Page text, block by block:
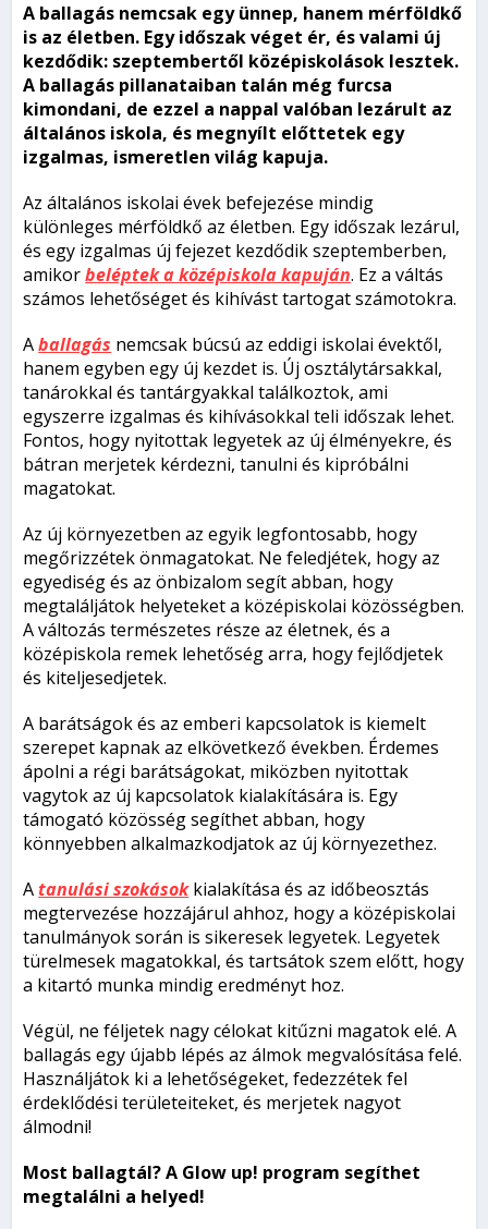
A ballagás nemcsak egy ünnep, hanem mérföldkő
is az életben. Egy időszak véget ér, és valami új
kezdődik: szeptembertől középiskolások lesztek.
A ballagás pillanataiban talán még furcsa
kimondani, de ezzel a nappal valóban lezárult az
általános iskola, és megnyílt előttetek egy
izgalmas, ismeretlen világ kapuja.
Az általános iskolai évek befejezése mindig
különleges mérföldkő az életben. Egy időszak lezárul,
és egy izgalmas új fejezet kezdődik szeptemberben,
amikorbeléptek a középiskola kapuján. Ez a váltás
számos lehetőséget és kihívást tartogat számotokra.
Aballagás nemcsak búcsú az eddigi iskolai évektől,
hanem egyben egy új kezdet is. Új osztálytársakkal,
tanárokkal és tantárgyakkal találkoztok, ami
egyszerre izgalmas és kihívásokkal teli időszak lehet.
Fontos, hogy nyitottak legyetek az új élményekre, és
bátran merjetek kérdezni, tanulni és kipróbálni
magatokat.
Az új környezetben az egyik legfontosabb, hogy
megőrizzétek önmagatokat. Ne feledjétek, hogy az
egyediség és az önbizalom segít abban, hogy
megtaláljátok helyeteket a középiskolai közösségben.
A változás természetes része az életnek, és a
középiskola remek lehetőség arra, hogy fejlődjetek
és kiteljesedjetek.
A barátságok és az emberi kapcsolatok is kiemelt
szerepet kapnak az elkövetkező években. Érdemes
ápolni a régi barátságokat, miközben nyitottak
vagytok az új kapcsolatok kialakítására is. Egy
támogató közösség segíthet abban, hogy
könnyebben alkalmazkodjatok az új környezethez.
Atanulási szokásokkialakítása és az időbeosztás
megtervezése hozzájárul ahhoz, hogy a középiskolai
tanulmányok során is sikeresek legyetek. Legyetek
türelmesek magatokkal, és tartsátok szem előtt, hogy
a kitartó munka mindig eredményt hoz.
Végül, ne féljetek nagy célokat kitűzni magatok elé. A
ballagás egy újabb lépés az álmok megvalósítása felé.
Használjátok ki a lehetőségeket, fedezzétek fel
érdeklődési területeiteket, és merjetek nagyot
álmodni!
Most ballagtál? A Glow up! program segíthet
megtalálni a helyed!